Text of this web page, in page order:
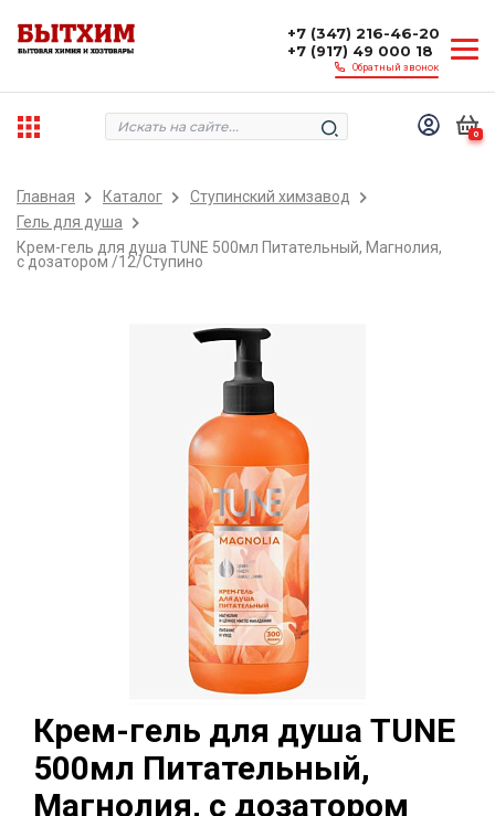
+7 (347) 216-46-20
+7 (917) 49 000 18
Обратный звонок
0
Главная Каталог
Ступинский химзавод
Гель для душа
Крем-гель для душа TUNE 500мл Питательный, Магнолия,
с дозатором /12/Ступино
Крем-гель для душа TUNE
500мл Питательный,
Магнолия, с дозатором